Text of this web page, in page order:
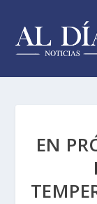
EN